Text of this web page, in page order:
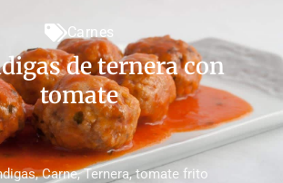
Carnes
de ternera con
tomate
,Carne,Ternera,tomate frito